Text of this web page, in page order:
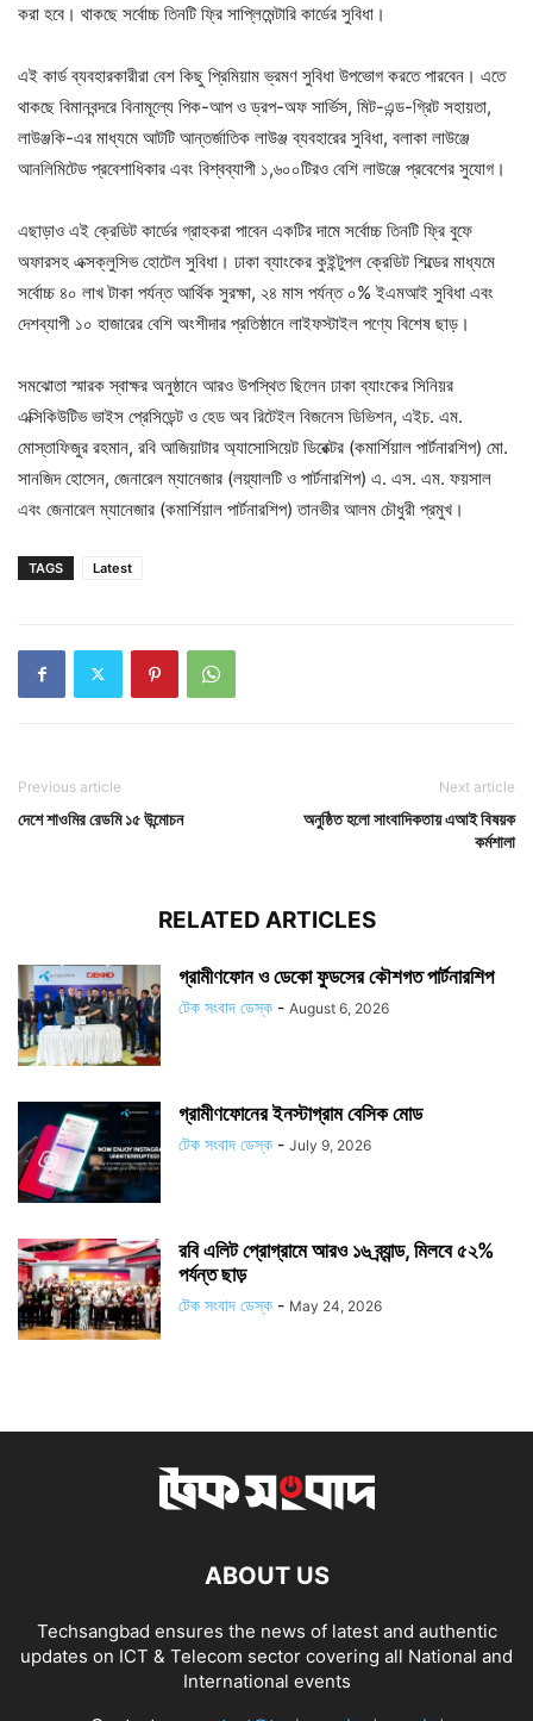
করা হবে। থাকছে সর্বোচ্চ তিনটি ফ্রি সাপ্লিমেন্টারি কার্ডের সুবিধা।
এই কার্ড ব্যবহারকারীরা বেশ কিছু প্রিমিয়াম ভ্রমণ সুবিধা উপভোগ করতে পারবেন। এতে
থাকছে বিমানবন্দরে বিনামূল্যে পিক-আপ ও ড্রপ-অফ সার্ভিস, মিট-এন্ড-গ্রিট সহায়তা,
লাউঞ্জকি-এর মাধ্যমে আটটি আন্তর্জাতিক লাউঞ্জ ব্যবহারের সুবিধা, বলাকা লাউঞ্জে
আনলিমিটেড প্রবেশাধিকার এবং বিশ্বব্যাপী ১,৬০০টিরও বেশি লাউঞ্জে প্রবেশের সুযোগ।
এছাড়াও এই ক্রেডিট কার্ডের গ্রাহকরা পাবেন একটির দামে সর্বোচ্চ তিনটি ফ্রি বুফে
অফারসহ এক্সক্লুসিভ হোটেল সুবিধা। ঢাকা ব্যাংকের কুইন্টুপল ক্রেডিট শিল্ডের মাধ্যমে
সর্বোচ্চ ৪০ লাখ টাকা পর্যন্ত আর্থিক সুরক্ষা, ২৪ মাস পর্যন্ত ০% ইএমআই সুবিধা এবং
দেশব্যাপী ১০ হাজারের বেশি অংশীদার প্রতিষ্ঠানে লাইফস্টাইল পণ্যে বিশেষ ছাড়।
সমঝোতা স্মারক স্বাক্ষর অনুষ্ঠানে আরও উপস্থিত ছিলেন ঢাকা ব্যাংকের সিনিয়র
এক্সিকিউটিভ ভাইস প্রেসিডেন্ট ও হেড অব রিটেইল বিজনেস ডিভিশন, এইচ. এম.
মোস্তাফিজুর রহমান, রবি আজিয়াটার অ্যাসোসিয়েট ডিরেক্টর (কমার্শিয়াল পার্টনারশিপ) মো.
সানজিদ হোসেন, জেনারেল ম্যানেজার (লয়্যালটি ও পার্টনারশিপ) এ. এস. এম. ফয়সাল
এবং জেনারেল ম্যানেজার (কমার্শিয়াল পার্টনারশিপ) তানভীর আলম চৌধুরী প্রমুখ।
TAGS Latest
Previous article
দেশে শাওমির রেডমি ১৫ উন্মোচন
Next article
অনুষ্ঠিত হলো সাংবাদিকতায় এআই বিষয়ক
কর্মশালা
RELATED ARTICLES
গ্রামীণফোন ও ডেকো ফুডসের কৌশগত পার্টনারশিপ
টেক সংবাদ ডেস্ক - August 6, 2026
গ্রামীণফোনের ইনস্টাগ্রাম বেসিক মোড
টেক সংবাদ ডেস্ক - July 9, 2026
রবি এলিট প্রোগ্রামে আরও ১৬ ব্র্যান্ড, মিলবে ৫২%
পর্যন্ত ছাড়
টেক সংবাদ ডেস্ক - May 24, 2026
ABOUT US
Techsangbad ensures the news of latest and authentic
updates on ICT & Telecom sector covering all National and
International events